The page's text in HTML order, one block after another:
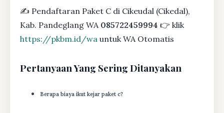
✍ Pendaftaran Paket C di Cikeudal (Cikedal),
Kab. Pandeglang WA 085722459994 👉 klik
https://pkbm.id/wa untuk WA Otomatis
Pertanyaan Yang Sering Ditanyakan
Berapa biaya ikut kejar paket c?